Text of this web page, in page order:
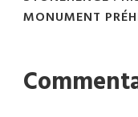
MONUMENT